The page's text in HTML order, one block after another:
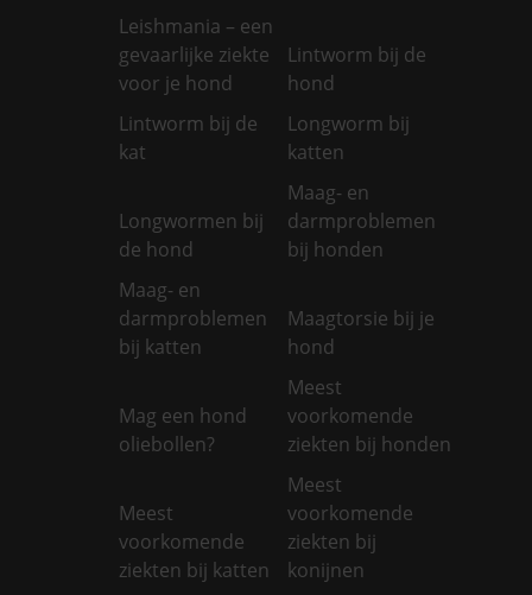
Leishmania – een
gevaarlijke ziekte
voor je hond
Lintworm bij de
hond
Lintworm bij de
kat
Longworm bij
katten
Longwormen bij
de hond
Maag- en
darmproblemen
bij honden
Maag- en
darmproblemen
bij katten
Maagtorsie bij je
hond
Mag een hond
oliebollen?
Meest
voorkomende
ziekten bij honden
Meest
voorkomende
ziekten bij katten
Meest
voorkomende
ziekten bij
konijnen